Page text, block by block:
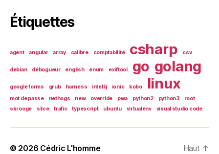
Étiquettes
agent angular array calibre comptabilité csharp csv
debian débogueur english enum exiftool go golang
google forms grub harness intellij ionic kobo linux
mot de passe nethogs new override pwa python2 python3
root
skrooge
slice trafic typescript ubuntu virtualenv visual studio code
© 2026 Cédric L'homme Haut ↑